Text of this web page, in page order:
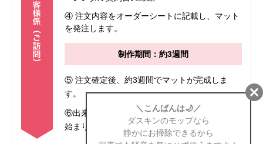
④ 注文内容をオーダーシートに記載し、マット
を発注します。
制作期間：約3週間
⑤ 注文確定後、約3週間でマットが完成しま
す。
⑥出来上がったマットをお届けし、レンタルが
始まります。